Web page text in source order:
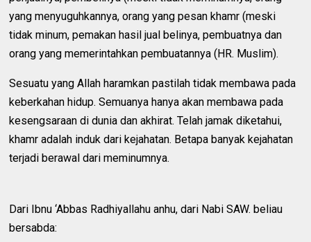
yang menyuguhkannya, orang yang pesan khamr (meski
tidak minum, pemakan hasil jual belinya, pembuatnya dan
orang yang memerintahkan pembuatannya (HR. Muslim).
Sesuatu yang Allah haramkan pastilah tidak membawa pada
keberkahan hidup. Semuanya hanya akan membawa pada
kesengsaraan di dunia dan akhirat. Telah jamak diketahui,
khamr adalah induk dari kejahatan. Betapa banyak kejahatan
terjadi berawal dari meminumnya.
Dari Ibnu ‘Abbas Radhiyallahu anhu, dari Nabi SAW. beliau
bersabda: